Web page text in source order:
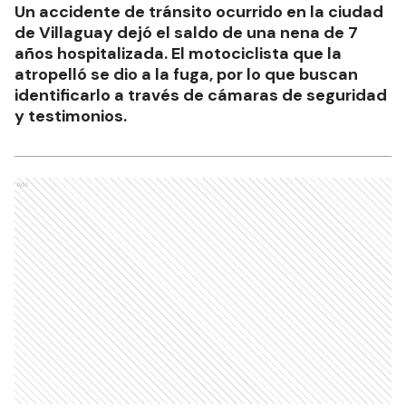
Un accidente de tránsito ocurrido en la ciudad
de Villaguay dejó el saldo de una nena de 7
años hospitalizada. El motociclista que la
atropelló se dio a la fuga, por lo que buscan
identificarlo a través de cámaras de seguridad
y testimonios.
Ads